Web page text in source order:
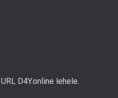
D4Y.online lehele.